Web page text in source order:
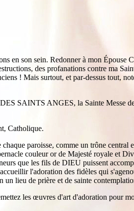
en son sein. Redonner à mon Épouse
des profanations contre ma
! Mais surtout, et par-dessus tout,
SAINTS ANGES, la Sainte Messe
Catholique.
paroisse, comme un trône
couleur or de Majesté royale et
que les fils de DIEU puissent
l'adoration des fidèles qui
un lieu de prière et de sainte
les œuvres d'art d'adoration pour